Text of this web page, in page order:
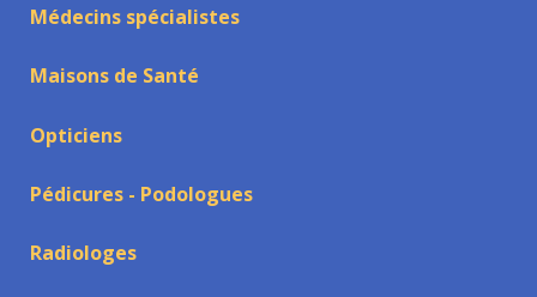
Médecins spécialistes
Maisons de Santé
Opticiens
Pédicures - Podologues
Radiologes